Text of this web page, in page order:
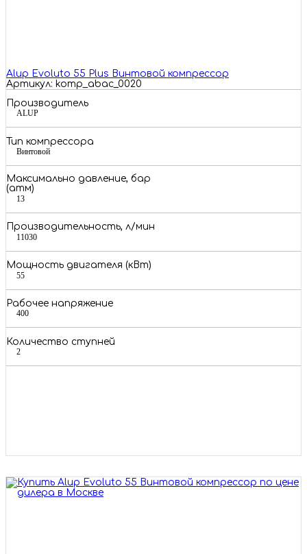
Alup Evoluto 55 Plus Винтовой компрессор
Артикул: komp_abac_0020
Производитель
ALUP
Тип компрессора
Винтовой
Максимально давление, бар
(атм)
13
Производительность, л/мин
11030
Мощность двигателя (кВт)
55
Рабочее напряжение
400
Количество ступней
2